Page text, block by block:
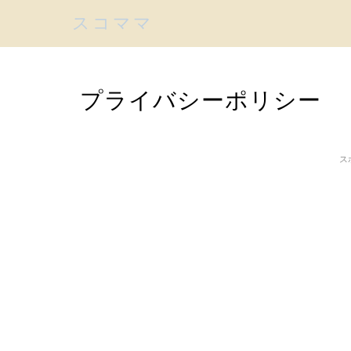
スコママ
プライバシーポリシー
ス